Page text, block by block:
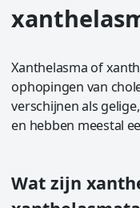
Xanthelasma of
ophopingen van
verschijnen als
en hebben meestal
Wat zijn